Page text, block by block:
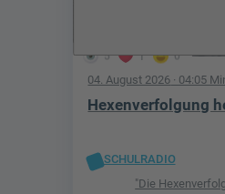
5 1 0
04. August 2026 · 04:05
Hexenverfolgung
SCHULRADIO
"Die